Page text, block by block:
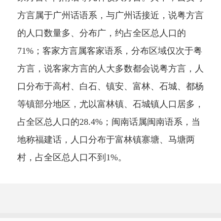
方言属于广州话语系，与广州话接近，说粤方言
的人口数量多、分布广，约占全区总人口的
71%；客家方言属客家语系，分布区域仅次于粤
方言，说客家方言的人大多数都会说粤方言，人
口分布于高村、白石、镇安、富林、石城、都杨
等镇部分地区，尤以富林镇、石城镇人口居多，
占全区总人口的28.4%；闽南话属闽南语系，当
地称福建话，人口分布于富林镇寨塘、马塘两
村，占全区总人口不到1%。